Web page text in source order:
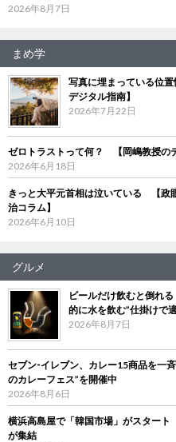
2026年8月7日
まめ学
写真に埋まっている位
デジタル指南】
2026年7月22日
ゼロトラストって何？ 【岡嶋教授の
2026年6月18日
きっと大平元首相は泣いている 【政
治コラム】
2026年6月10日
グルメ
ビールだけ飲むと倒れ
的に水を飲む”仕掛けで
2026年8月7日
セブン‐イレブン、カレー15商品を一
のカレーフェス”を開催中
2026年8月6日
横浜高島屋で「韓国市場」がスター
が集結